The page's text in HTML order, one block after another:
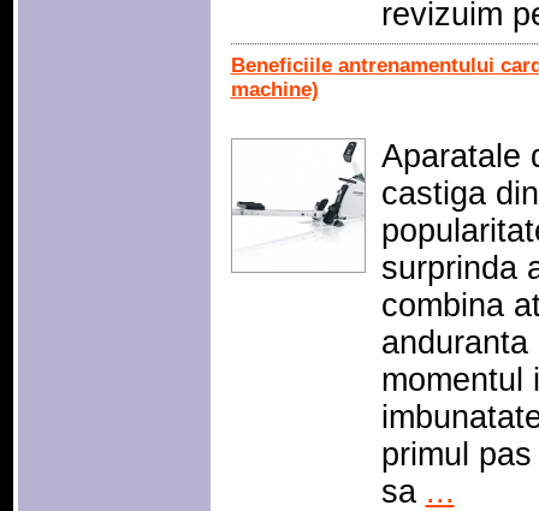
revizuim
Beneficiile antrenamentului
machine)
Aparatale
castiga
surprinda
combina
momentul
primul
sa ...